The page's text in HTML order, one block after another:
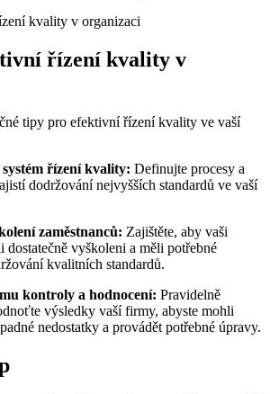
řízení kvality v
tipy pro efektivní řízení kvality ve vaší
řízení kvality: Definujte procesy a
dodržování nejvyšších standardů ve vaší
zaměstnanců: Zajištěte, aby vaši
dostatečně vyškoleni a měli potřebné
kvalitních standardů.
kontroly a hodnocení: Pravidelně
výsledky vaší firmy, abyste mohli
nedostatky a provádět potřebné úpravy.